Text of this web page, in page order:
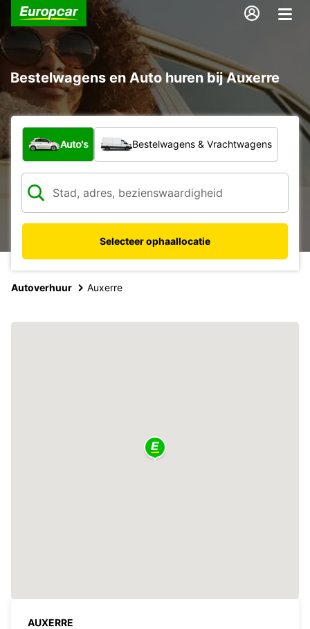
Bestelwagens en Auto huren bij Auxerre
Welk type voertuig?
Auto's Bestelwagens & Vrachtwagens
Selecteer ophaallocatie
Autoverhuur Auxerre
AUXERRE